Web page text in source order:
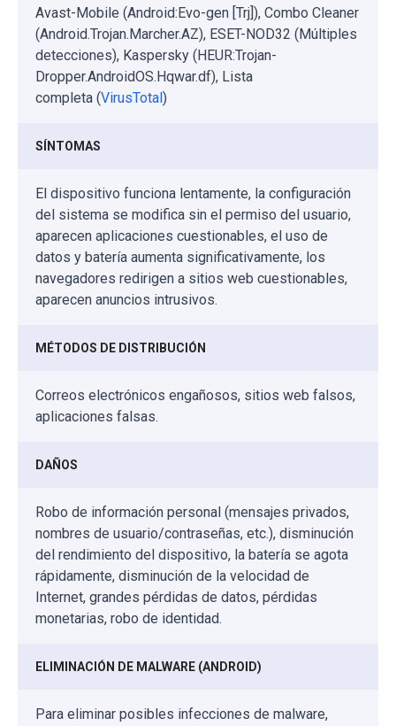
Avast-Mobile (Android:Evo-gen [Trj]), Combo Cleaner
(Android.Trojan.Marcher.AZ), ESET-NOD32 (Múltiples
detecciones), Kaspersky (HEUR:Trojan-
Dropper.AndroidOS.Hqwar.df), Lista
completa (VirusTotal)
SÍNTOMAS
El dispositivo funciona lentamente, la configuración
del sistema se modifica sin el permiso del usuario,
aparecen aplicaciones cuestionables, el uso de
datos y batería aumenta significativamente, los
navegadores redirigen a sitios web cuestionables,
aparecen anuncios intrusivos.
MÉTODOS DE DISTRIBUCIÓN
Correos electrónicos engañosos, sitios web falsos,
aplicaciones falsas.
DAÑOS
Robo de información personal (mensajes privados,
nombres de usuario/contraseñas, etc.), disminución
del rendimiento del dispositivo, la batería se agota
rápidamente, disminución de la velocidad de
Internet, grandes pérdidas de datos, pérdidas
monetarias, robo de identidad.
ELIMINACIÓN DE MALWARE (ANDROID)
Para eliminar posibles infecciones de malware,